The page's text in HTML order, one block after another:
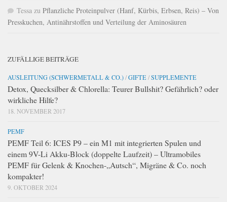
Tessa zu Pflanzliche Proteinpulver (Hanf, Kürbis, Erbsen, Reis) – Von
Presskuchen, Antinährstoffen und Verteilung der Aminosäuren
ZUFÄLLIGE BEITRÄGE
AUSLEITUNG (SCHWERMETALL & CO.)/GIFTE/SUPPLEMENTE
Detox, Quecksilber & Chlorella: Teurer Bullshit? Gefährlich? oder
wirkliche Hilfe?
18. NOVEMBER 2017
PEMF
PEMF Teil 6: ICES P9 – ein M1 mit integrierten Spulen und
einem 9V-Li Akku-Block (doppelte Laufzeit) – Ultramobiles
PEMF für Gelenk & Knochen-„Autsch“, Migräne & Co. noch
kompakter!
9. OKTOBER 2024